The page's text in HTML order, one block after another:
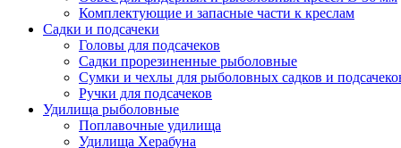
Комплектующие и запасные части к креслам
Садки и подсачеки
Головы для подсачеков
Садки прорезиненные рыболовные
Сумки и чехлы для рыболовных садков и
Ручки для подсачеков
Удилища рыболовные
Поплавочные удилища
Удилища Херабуна